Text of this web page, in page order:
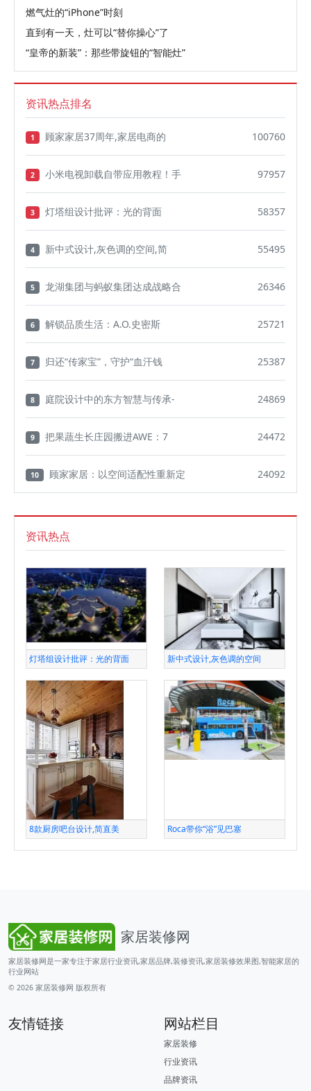
燃气灶的“iPhone”时刻
直到有一天，灶可以“替你操心”了
“皇帝的新装”：那些带旋钮的“智能灶”
资讯热点排名
1 顾家家居37周年,家居电商的 100760
2 小米电视卸载自带应用教程！手 97957
3 灯塔组设计批评：光的背面 58357
4 新中式设计,灰色调的空间,简 55495
5 龙湖集团与蚂蚁集团达成战略合 26346
6 解锁品质生活：A.O.史密斯 25721
7 归还“传家宝”，守护“血汗钱 25387
8 庭院设计中的东方智慧与传承- 24869
9 把果蔬生长庄园搬进AWE：7 24472
10 顾家家居：以空间适配性重新定 24092
资讯热点
灯塔组设计批评：光的背面 新中式设计,灰色调的空间
8款厨房吧台设计,简直美 Roca带你“浴”见巴塞
家居装修网
家居装修网是一家专注于家居行业资讯,家居品牌,装修资讯,家居装修效果图,智能家居的
行业网站
© 2026 家居装修网 版权所有
友情链接 网站栏目
家居装修
行业资讯
品牌资讯